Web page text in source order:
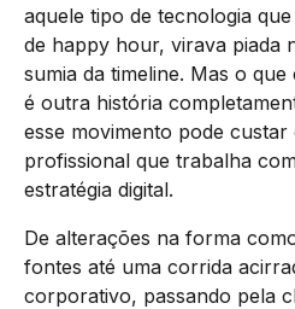
aquele tipo de tecnologia
de happy hour, virava piada
sumia da timeline. Mas o
é outra história
esse movimento pode
profissional que trabalha
estratégia digital.
De alterações na forma
fontes até uma corrida
corporativo, passando pela